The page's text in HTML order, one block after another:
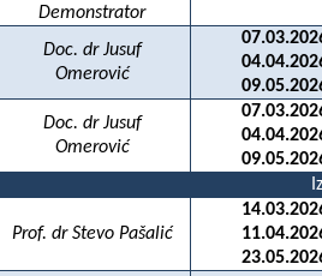
Demonstrator
Doc. dr Jusuf
Omerović
Doc. dr Jusuf
Omerović
Prof. dr Stevo Pašalić